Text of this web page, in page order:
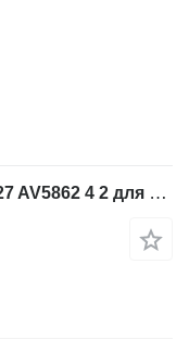
Гидрораспределитель Still 532127 AV5862 4 2 для вилочного погрузчика